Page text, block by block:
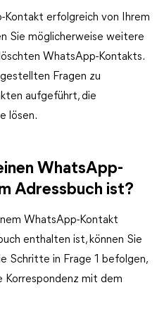
Kontakt erfolgreich von Ihrem
Sie möglicherweise weitere
WhatsApp-Kontakts.
Fragen zu
aufgeführt, die
lösen.
WhatsApp-
Adressbuch ist?
WhatsApp-Kontakt
enthalten ist, können Sie
Schritte in Frage 1 befolgen,
Korrespondenz mit dem